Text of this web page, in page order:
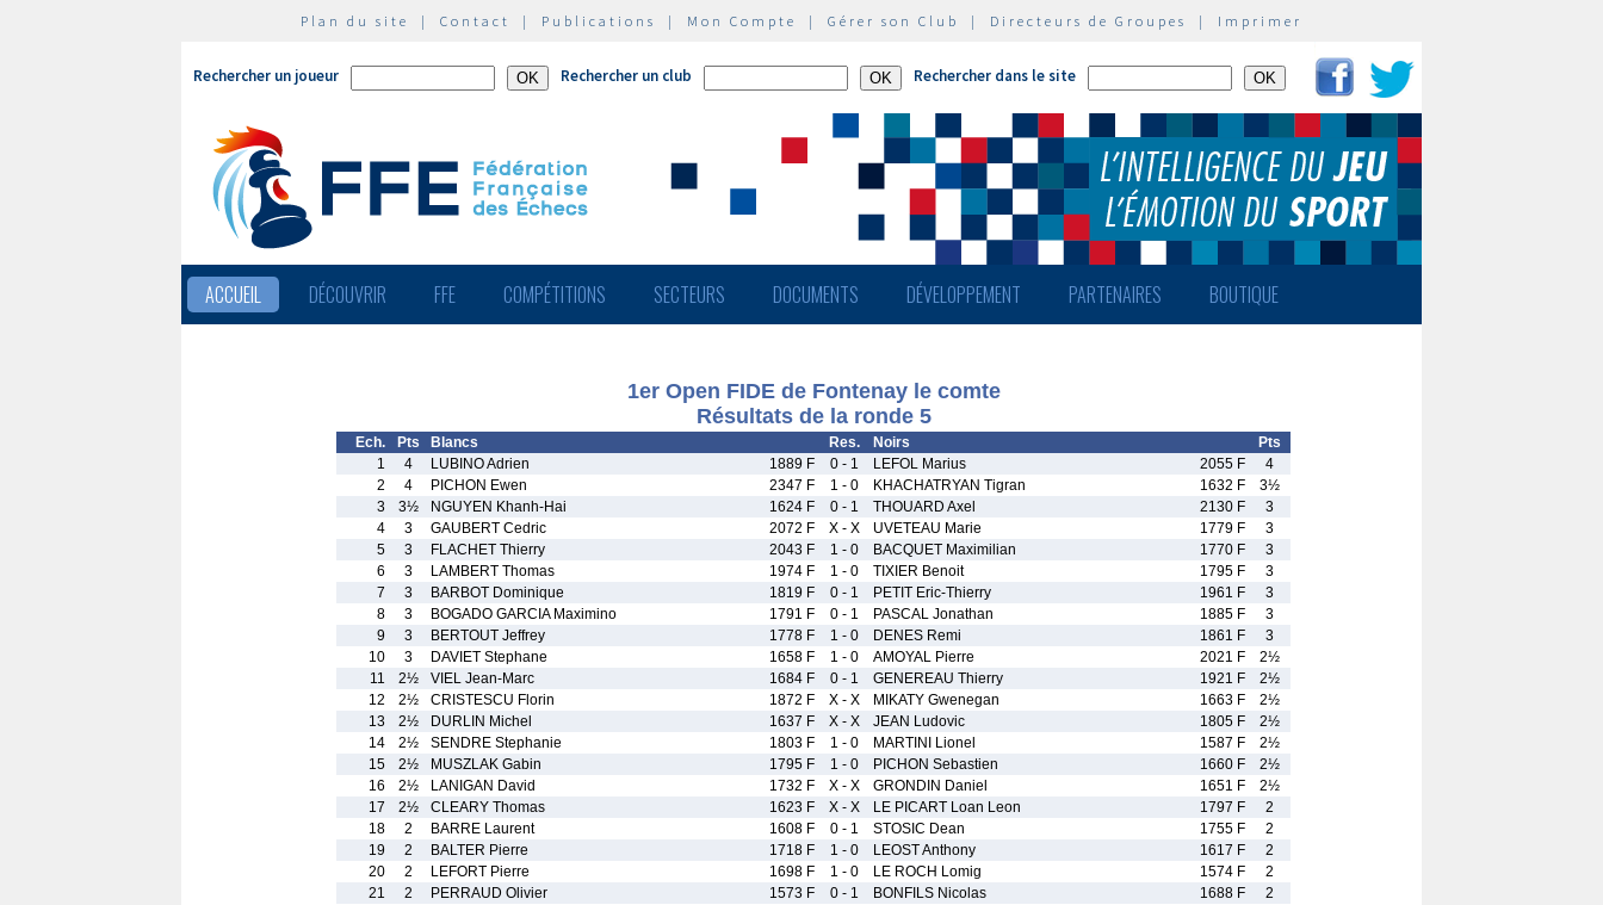
Plan du site | Contact | Publications | Mon Compte | Gérer son Club | Directeurs de Groupes | Imprimer
Rechercher un joueur Rechercher un club Rechercher dans le site
ACCUEIL DÉCOUVRIR FFE COMPÉTITIONS SECTEURS DOCUMENTS DÉVELOPPEMENT PARTENAIRES BOUTIQUE
1er Open FIDE de Fontenay le comte
Résultats de la ronde 5
Ech. Pts Blancs Res. Noirs
Pts
1
4 LUBINO Adrien 1889 F 0 - 1 LEFOL Marius 2055 F
4
2
4 PICHON Ewen 2347 F 1 - 0 KHACHATRYAN Tigran 1632 F
3½
3
3½ NGUYEN Khanh-Hai 1624 F 0 - 1 THOUARD Axel 2130 F
3
4
3 GAUBERT Cedric 2072 F X - X UVETEAU Marie 1779 F
3
5
3 FLACHET Thierry 2043 F 1 - 0 BACQUET Maximilian 1770 F
3
6
3 LAMBERT Thomas 1974 F 1 - 0 TIXIER Benoit 1795 F
3
7
3 BARBOT Dominique 1819 F 0 - 1 PETIT Eric-Thierry 1961 F
3
8
3 BOGADO GARCIA Maximino 1791 F 0 - 1 PASCAL Jonathan 1885 F
3
9
3 BERTOUT Jeffrey 1778 F 1 - 0 DENES Remi 1861 F
3
10
3 DAVIET Stephane 1658 F 1 - 0 AMOYAL Pierre 2021 F
2½
11
2½ VIEL Jean-Marc 1684 F 0 - 1 GENEREAU Thierry 1921 F
2½
12
2½ CRISTESCU Florin 1872 F X - X MIKATY Gwenegan 1663 F
2½
13
2½ DURLIN Michel 1637 F X - X JEAN Ludovic 1805 F
2½
14
2½ SENDRE Stephanie 1803 F 1 - 0 MARTINI Lionel 1587 F
2½
15
2½ MUSZLAK Gabin 1795 F 1 - 0 PICHON Sebastien 1660 F
2½
16
2½ LANIGAN David 1732 F X - X GRONDIN Daniel 1651 F
2½
17
2½ CLEARY Thomas 1623 F X - X LE PICART Loan Leon 1797 F
2
18
2 BARRE Laurent 1608 F 0 - 1 STOSIC Dean 1755 F
2
19
2 BALTER Pierre 1718 F 1 - 0 LEOST Anthony 1617 F
2
20
2 LEFORT Pierre 1698 F 1 - 0 LE ROCH Lomig 1574 F
2
21
2 PERRAUD Olivier 1573 F 0 - 1 BONFILS Nicolas 1688 F
2